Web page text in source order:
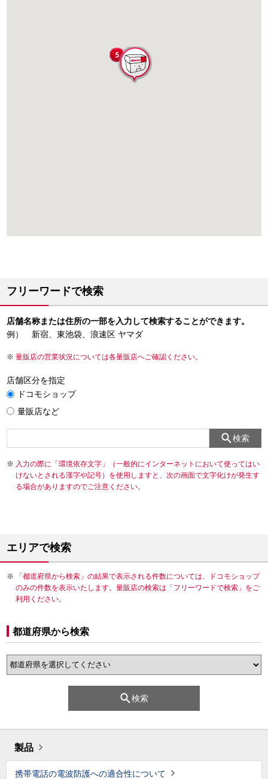
フリーワードで検索
店舗名称または住所の一部を入力して検索することができます。
例） 新宿、東池袋、浪速区 ヤマダ
量販店の営業状況については各量販店へご確認ください。
店舗区分を指定
ドコモショップ
量販店など
検索
入力の際に「環境依存文字」（一般的にインターネットにおいて使ってはい
けないとされる漢字や記号）を使用しますと、次の画面で文字化けが発生す
る場合がありますのでご注意ください。
エリアで検索
「都道府県から検索」の結果で表示される件数については、ドコモショップ
のみの件数を表示いたします。量販店の検索は「フリーワードで検索」をご
利用ください。
都道府県から検索
検索
製品
携帯電話の電波防護への適合性について